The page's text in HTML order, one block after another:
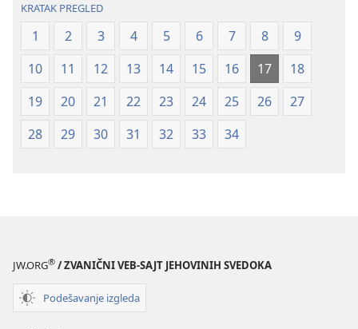
(revidirano
izdanje
iz
2019)
(revidirano
izdanje
iz
2019)
KRATAK PREGLED
1 2 3 4 5 6 7 8
9
10
11 12 13 14 15 16 17
18
19
20 21 22 23 24 25 26
27
28
29 30 31 32 33 34
JW.ORG® / ZVANIČNI VEB-SAJT JEHOVINIH SVEDOKA
Podešavanje izgleda